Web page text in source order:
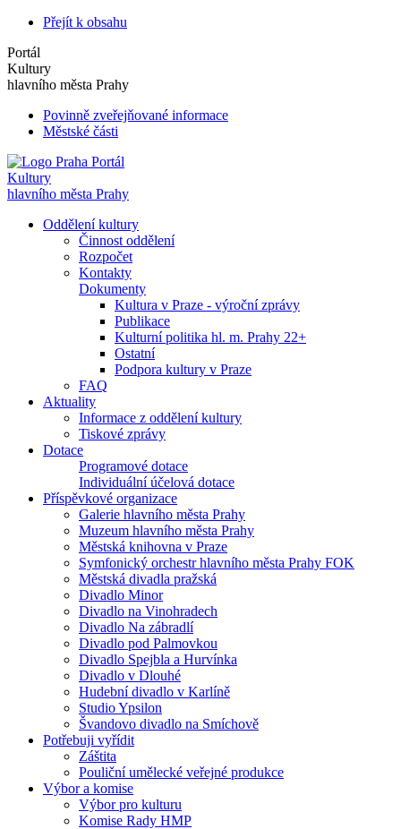
Přejít k obsahu
Portál
Kultury
hlavního města Prahy
Povinně zveřejňované informace
Městské části
Portál
Kultury
hlavního města Prahy
Oddělení kultury
Činnost oddělení
Rozpočet
Kontakty
Dokumenty
Kultura v Praze - výroční zprávy
Publikace
Kulturní politika hl. m. Prahy 22+
Ostatní
Podpora kultury v Praze
FAQ
Aktuality
Informace z oddělení kultury
Tiskové zprávy
Dotace
Programové dotace
Individuální účelová dotace
Příspěvkové organizace
Galerie hlavního města Prahy
Muzeum hlavního města Prahy
Městská knihovna v Praze
Symfonický orchestr hlavního města Prahy FOK
Městská divadla pražská
Divadlo Minor
Divadlo na Vinohradech
Divadlo Na zábradlí
Divadlo pod Palmovkou
Divadlo Spejbla a Hurvínka
Divadlo v Dlouhé
Hudební divadlo v Karlíně
Studio Ypsilon
Švandovo divadlo na Smíchově
Potřebuji vyřídit
Záštita
Pouliční umělecké veřejné produkce
Výbor a komise
Výbor pro kulturu
Komise Rady HMP